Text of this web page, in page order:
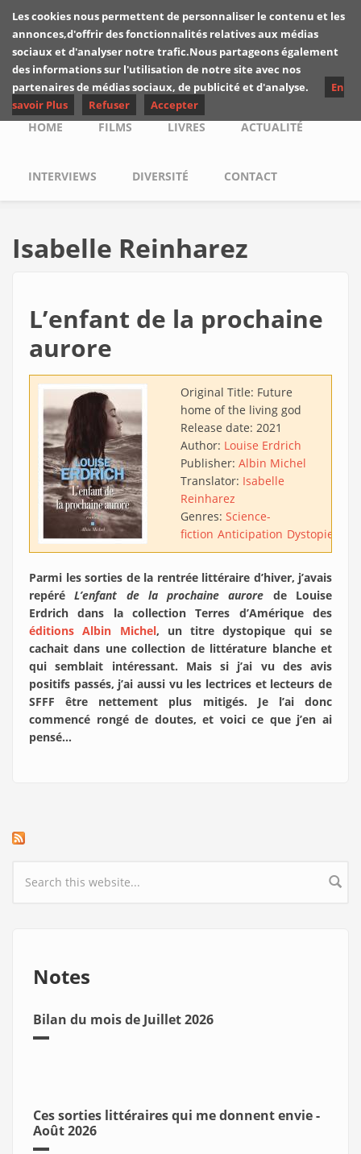
Skip to main content
Les critiques de
Yuyine
Main menu
HOME FILMS LIVRES ACTUALITÉ
INTERVIEWS DIVERSITÉ CONTACT
Isabelle Reinharez
L’enfant de la prochaine
aurore
Original Title: Future
home of the living god
Release date: 2021
Author: Louise Erdrich
Publisher: Albin Michel
Translator: Isabelle
Reinharez
Genres: Science-
fiction Anticipation Dystopie
Parmi les sorties de la rentrée littéraire d’hiver, j’avais
repéréL’enfant de la prochaine aurore de Louise
Erdrich dans la collection Terres d’Amérique des
éditions Albin Michel, un titre dystopique qui se
cachait dans une collection de littérature blanche et
qui semblait intéressant. Mais si j’ai vu des avis
positifs passés, j’ai aussi vu les lectrices et lecteurs de
SFFF être nettement plus mitigés. Je l’ai donc
commencé rongé de doutes, et voici ce que j’en ai
pensé…
Search form
Notes
Bilan du mois de Juillet 2026
Ces sorties littéraires qui me donnent envie -
Août 2026
Les cookies nous permettent de personnaliser le contenu et les
annonces,d'offrir des fonctionnalités relatives aux médias
sociaux et d'analyser notre trafic.Nous partageons également
des informations sur l'utilisation de notre site avec nos
partenaires de médias sociaux, de publicité et d'analyse.
En
savoir Plus
Refuser Accepter